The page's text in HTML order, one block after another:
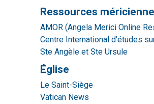
Ressources
AMOR (Angela Merici Online
Centre International d’études
Ste Angèle et Ste Ursule
Église
Le Saint-Siège
Vatican News